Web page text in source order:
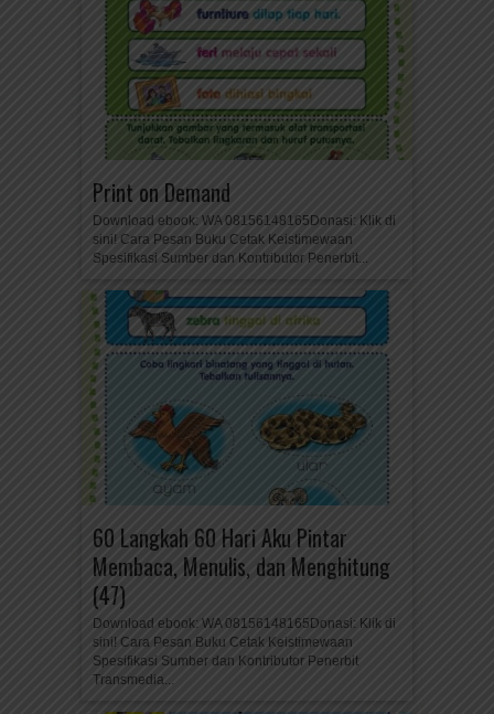
Print on Demand
Download ebook: WA 08156148165Donasi: Klik di
sini! Cara Pesan Buku Cetak Keistimewaan
Spesifikasi Sumber dan Kontributor Penerbit...
60 Langkah 60 Hari Aku Pintar
Membaca, Menulis, dan Menghitung
(47)
Download ebook: WA 08156148165Donasi: Klik di
sini! Cara Pesan Buku Cetak Keistimewaan
Spesifikasi Sumber dan Kontributor Penerbit
Transmedia...